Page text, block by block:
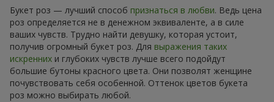
Букет роз — лучший способ признаться в любви. Ведь цена
роз определяется не в денежном эквиваленте, а в силе
ваших чувств. Трудно найти девушку, которая устоит,
получив огромный букет роз. Для выражения таких
искренних и глубоких чувств лучше всего подойдут
большие бутоны красного цвета. Они позволят женщине
почувствовать себя особенной. Оттенок цветов букета
роз можно выбирать любой.